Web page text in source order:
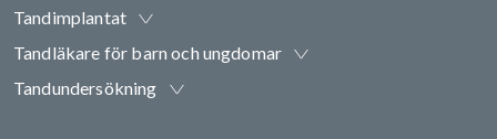
Tandimplantat
Tandläkare för barn och ungdomar
Tandundersökning